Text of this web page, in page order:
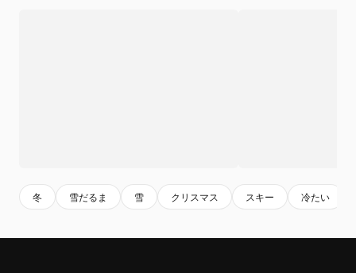
冬 雪だるま 雪 クリスマス スキー 冷たい